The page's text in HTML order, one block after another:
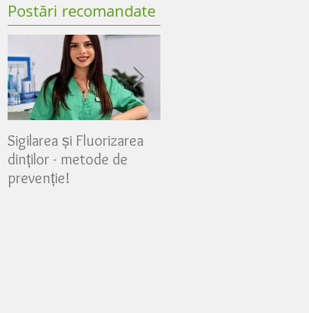
Postări recomandate
Sigilarea și Fluorizarea
dinților - metode de
prevenție!